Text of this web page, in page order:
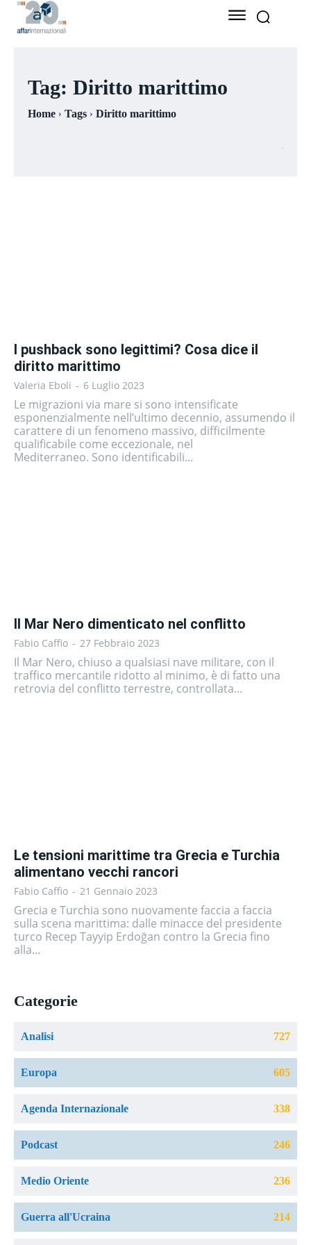
Tag: Diritto marittimo
Home Tags Diritto marittimo
I pushback sono legittimi? Cosa dice il
diritto marittimo
Valeria Eboli - 6 Luglio 2023
Le migrazioni via mare si sono intensificate
esponenzialmente nell’ultimo decennio, assumendo il
carattere di un fenomeno massivo, difficilmente
qualificabile come eccezionale, nel
Mediterraneo. Sono identificabili...
Il Mar Nero dimenticato nel conflitto
Fabio Caffio - 27 Febbraio 2023
Il Mar Nero, chiuso a qualsiasi nave militare, con il
traffico mercantile ridotto al minimo, è di fatto una
retrovia del conflitto terrestre, controllata...
Le tensioni marittime tra Grecia e Turchia
alimentano vecchi rancori
Fabio Caffio - 21 Gennaio 2023
Grecia e Turchia sono nuovamente faccia a faccia
sulla scena marittima: dalle minacce del presidente
turco Recep Tayyip Erdoğan contro la Grecia fino
alla...
Categorie
Analisi 727
Europa 605
Agenda Internazionale 338
Podcast 246
Medio Oriente 236
Guerra all'Ucraina 214